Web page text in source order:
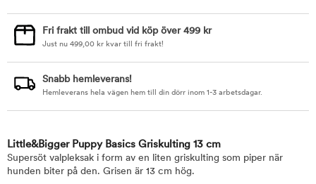
Fri frakt till ombud vid köp över 499 kr
Just nu 499,00 kr kvar till fri frakt!
Snabb hemleverans!
Hemleverans hela vägen hem till din dörr inom 1-3 arbetsdagar.
Little&Bigger Puppy Basics Griskulting 13 cm
Supersöt valpleksak i form av en liten griskulting som piper när
hunden biter på den. Grisen är 13 cm hög.